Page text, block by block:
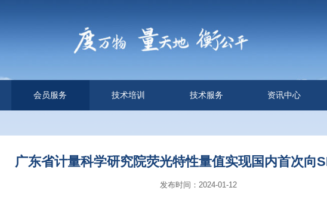
会员服务 技术培训 技术服务 资讯中心
广东省计量科学研究院荧光特性量值实现国内首次向
发布时间：2024-01-12